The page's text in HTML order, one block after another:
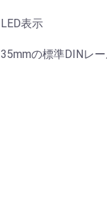
LED表示
35mmの標準DINレ